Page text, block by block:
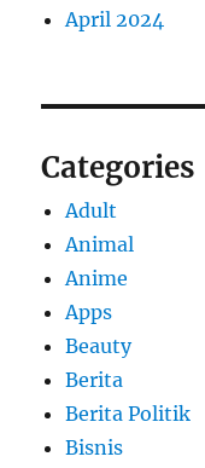
April 2024
Categories
Adult
Animal
Anime
Apps
Beauty
Berita
Berita Politik
Bisnis